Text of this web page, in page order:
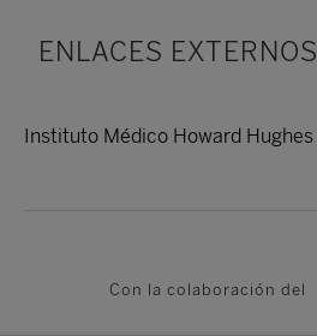
ENLACES EXTERNOS
Instituto Médico Howard Hughes
Con la colaboración del